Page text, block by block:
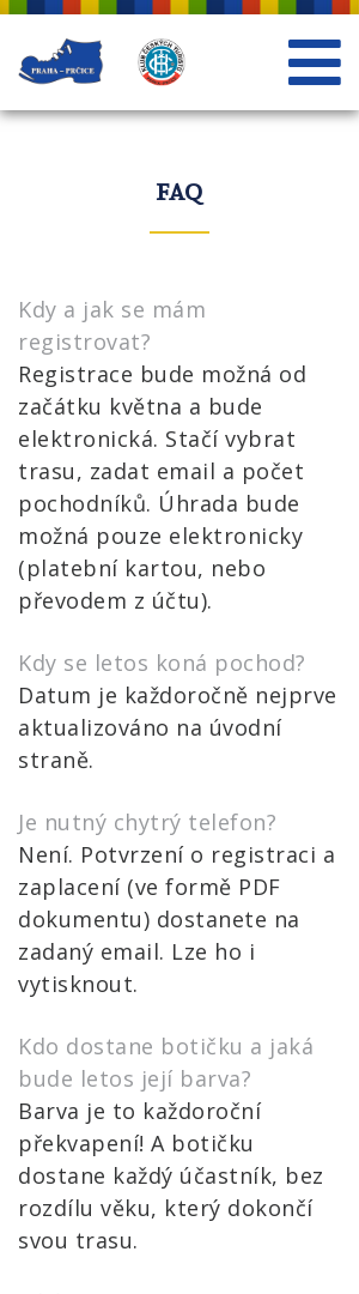
FAQ
Kdy a jak se mám
registrovat?
Registrace bude možná od
začátku května a bude
elektronická. Stačí vybrat
trasu, zadat email a počet
pochodníků. Úhrada bude
možná pouze elektronicky
(platební kartou, nebo
převodem z účtu).
Kdy se letos koná pochod?
Datum je každoročně nejprve
aktualizováno na úvodní
straně.
Je nutný chytrý telefon?
Není. Potvrzení o registraci a
zaplacení (ve formě PDF
dokumentu) dostanete na
zadaný email. Lze ho i
vytisknout.
Kdo dostane botičku a jaká
bude letos její barva?
Barva je to každoroční
překvapení! A botičku
dostane každý účastník, bez
rozdílu věku, který dokončí
svou trasu.